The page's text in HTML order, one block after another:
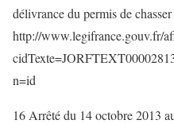
délivrance du permis de chasser
http://www.legifrance.gouv.fr/
n=id
16 Arrêté du 14 octobre 2013